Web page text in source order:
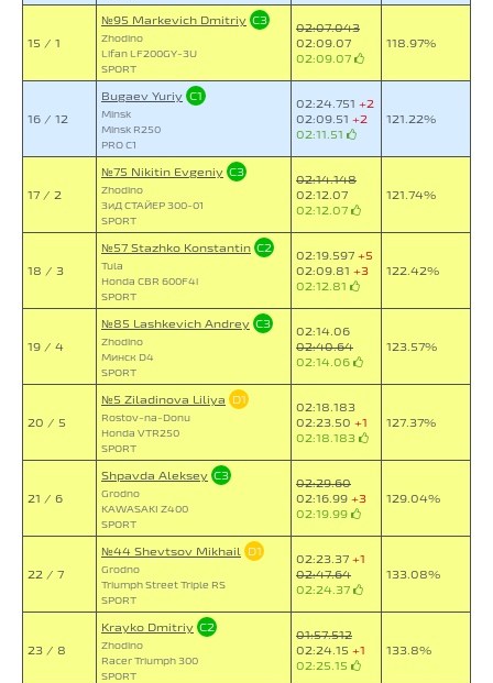
15 / 1
№95 Markevich Dmitriy C3
Zhodino
Lifan LF200GY-3U
SPORT
02:07.043
02:09.07
02:09.07
118.97%
16 / 12
Bugaev Yuriy C1
Minsk
Minsk R250
PRO C1
02:24.751 +2
02:09.51 +2
02:11.51
121.22%
17 / 2
№75 Nikitin Evgeniy C3
Zhodino
ЗиД СТАЙЕР 300-01
SPORT
02:14.148
02:12.07
02:12.07
121.74%
18 / 3
№57 Stazhko Konstantin C2
Tula
Honda CBR 600F4i
SPORT
02:19.597 +5
02:09.81 +3
02:12.81
122.42%
19 / 4
№85 Lashkevich Andrey C3
Zhodino
Минск D4
SPORT
02:14.06
02:40.64
02:14.06
123.57%
20 / 5
№5 Ziladinova Liliya D1
Rostov-na-Donu
Honda VTR250
SPORT
02:18.183
02:23.50 +1
02:18.183
127.37%
21 / 6
Shpavda Aleksey C3
Grodno
KAWASAKI Z400
SPORT
02:29.60
02:16.99 +3
02:19.99
129.04%
22 / 7
№44 Shevtsov Mikhail D1
Grodno
Triumph Street Triple RS
SPORT
02:23.37 +1
02:47.64
02:24.37
133.08%
23 / 8
Krayko Dmitriy C2
Zhodino
Racer Triumph 300
SPORT
01:57.512
02:24.15 +1
02:25.15
133.8%